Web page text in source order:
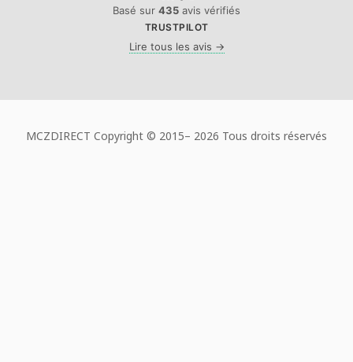
Basé sur 435 avis vérifiés
TRUSTPILOT
Lire tous les avis →
MCZDIRECT Copyright © 2015– 2026 Tous droits réservés